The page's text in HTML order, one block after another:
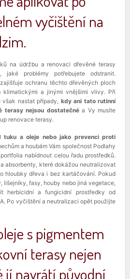
vyčištění na
na údržbu a renovaci dřevěné terasy
jaké problémy potřebujete odstranit.
ochranu těchto dřevěných ploch
klimatickými a jinými vnějšími vlivy. Při
nastat případy, kdy ani tato rutinní
terasy nejsou dostatečné a Vy musíte
renovace terasy.
tuku a oleje nebo jako prevenci proti
a houbám Vám společnost Podlahy
nabídnout celou řadu prostředků.
absorbenty, které dokážou neutralizovat
hloubky dřeva i bez kartáčování. Pokud
lišejníky, řasy, houby nebo jiná vegetace,
herbicidní a fungicidní prostředky od
Po vyčištění a neutralizaci opět použijte
s pigmentem
terasy nejen
jí navrátí původní